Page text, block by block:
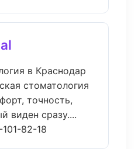
в Краснодар
стоматология
точность,
виден сразу....
82-18